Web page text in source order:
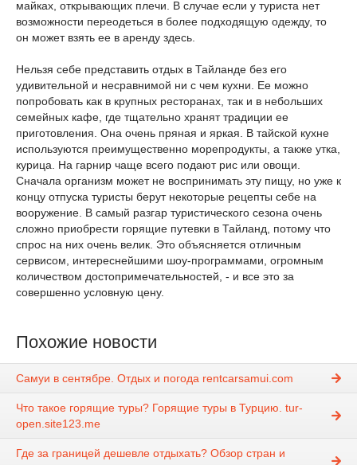
майках, открывающих плечи. В случае если у туриста нет
возможности переодеться в более подходящую одежду, то
он может взять ее в аренду здесь.
Нельзя себе представить отдых в Тайланде без его
удивительной и несравнимой ни с чем кухни. Ее можно
попробовать как в крупных ресторанах, так и в небольших
семейных кафе, где тщательно хранят традиции ее
приготовления. Она очень пряная и яркая. В тайской кухне
используются преимущественно морепродукты, а также утка,
курица. На гарнир чаще всего подают рис или овощи.
Сначала организм может не воспринимать эту пищу, но уже к
концу отпуска туристы берут некоторые рецепты себе на
вооружение. В самый разгар туристического сезона очень
сложно приобрести горящие путевки в Тайланд, потому что
спрос на них очень велик. Это объясняется отличным
сервисом, интереснейшими шоу-программами, огромным
количеством достопримечательностей, - и все это за
совершенно условную цену.
Похожие новости
Самуи в сентябре. Отдых и погода rentcarsamui.com
Что такое горящие туры? Горящие туры в Турцию. tur-
open.site123.me
Где за границей дешевле отдыхать? Обзор стран и